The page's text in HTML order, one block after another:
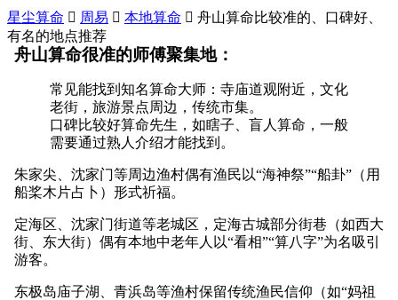
星尘算命  周易  本地算命  舟山算命比较准的、口碑好、
有名的地点推荐
舟山算命很准的师傅聚集地：
常见能找到知名算命大师：寺庙道观附近，文化
老街，旅游景点周边，传统市集。
口碑比较好算命先生，如瞎子、盲人算命，一般
需要通过熟人介绍才能找到。
朱家尖、沈家门等周边渔村偶有渔民以“海神祭”“船卦”（用
船桨木片占卜）形式祈福。
定海区、沈家门街道等老城区，定海古城部分街巷（如西大
街、东大街）偶有本地中老年人以“看相”“算八字”为名吸引
游客。
东极岛庙子湖、青浜岛等渔村保留传统渔民信仰（如“妈祖